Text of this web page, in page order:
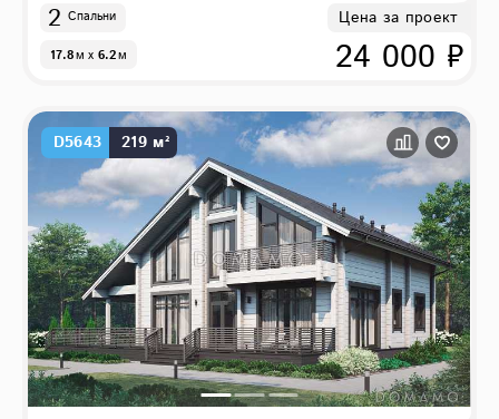
2 Спальни
17.8м x 6.2м
Цена за проект
24 000 ₽
D5643 219 м²